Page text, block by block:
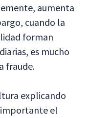
aumenta
cuando la
forman
es mucho
fraude.
explicando
el